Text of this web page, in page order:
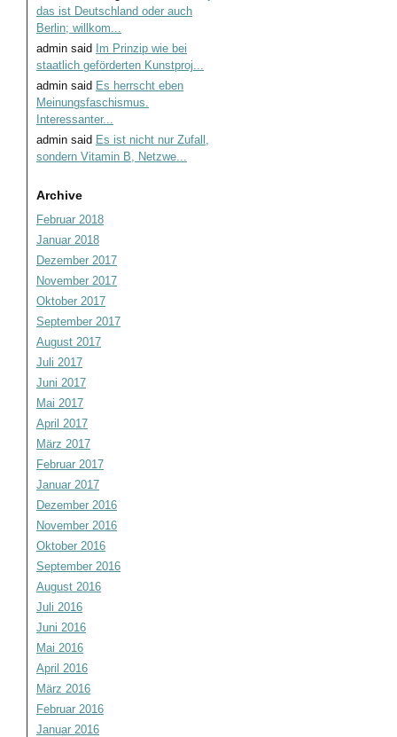
das ist Deutschland oder auch
Berlin; willkom...
admin said
Im Prinzip wie bei
staatlich geförderten Kunstproj...
admin said Es herrscht eben
Meinungsfaschismus.
Interessanter...
admin said Es ist nicht nur Zufall,
sondern Vitamin B, Netzwe...
Archive
Februar 2018
Januar 2018
Dezember 2017
November 2017
Oktober 2017
September 2017
August 2017
Juli 2017
Juni 2017
Mai 2017
April 2017
März 2017
Februar 2017
Januar 2017
Dezember 2016
November 2016
Oktober 2016
September 2016
August 2016
Juli 2016
Juni 2016
Mai 2016
April 2016
März 2016
Februar 2016
Januar 2016